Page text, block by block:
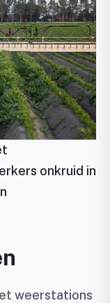
onkruid in
weerstations